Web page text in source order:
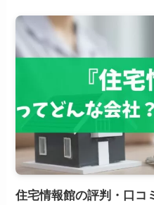
住宅情報館の評判・口コ